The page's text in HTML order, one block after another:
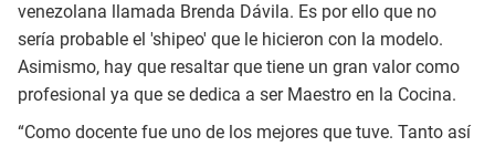
venezolana llamada Brenda Dávila. Es por ello que no
sería probable el 'shipeo' que le hicieron con la modelo.
Asimismo, hay que resaltar que tiene un gran valor como
profesional ya que se dedica a ser Maestro en la Cocina.
“Como docente fue uno de los mejores que tuve. Tanto así